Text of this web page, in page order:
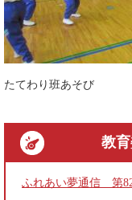
たてわり班あそび
教
ふれあい夢通信 第